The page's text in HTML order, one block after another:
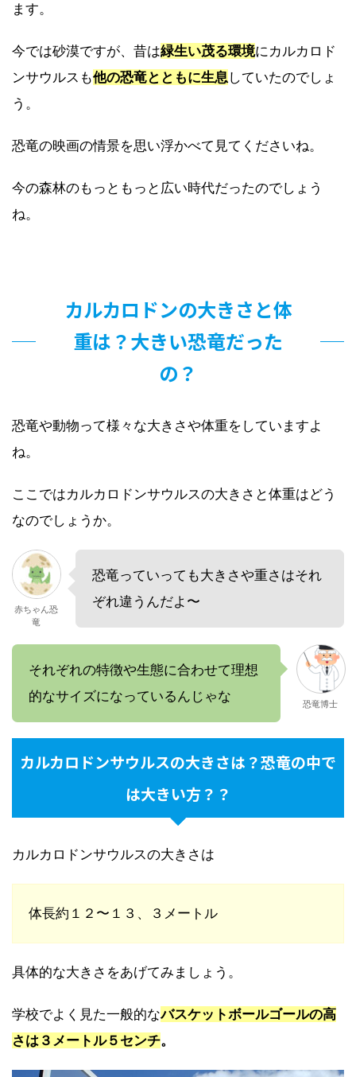
ます。
今では砂漠ですが、昔は緑生い茂る環境にカルカロド
ンサウルスも他の恐竜とともに生息していたのでしょ
う。
恐竜の映画の情景を思い浮かべて見てくださいね。
今の森林のもっともっと広い時代だったのでしょう
ね。
カルカロドンの大きさと体
重は？大きい恐竜だった
の？
恐竜や動物って様々な大きさや体重をしていますよ
ね。
ここではカルカロドンサウルスの大きさと体重はどう
なのでしょうか。
赤ちゃん恐
竜
恐竜っていっても大きさや重さはそれ
ぞれ違うんだよ〜
それぞれの特徴や生態に合わせて理想
的なサイズになっているんじゃな
恐竜博士
カルカロドンサウルスの大きさは？恐竜の中で
は大きい方？？
カルカロドンサウルスの大きさは
体長約１２〜１３、３メートル
具体的な大きさをあげてみましょう。
学校でよく見た一般的なバスケットボールゴールの高
さは３メートル５センチ。